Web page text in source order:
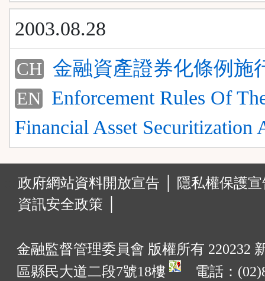
2003.08.28
CH 金融資產證券化條例施
EN Enforcement Rules Of
Financial Asset Securitization
政府網站資料開放宣告 │
隱私權保護
資訊安全政策 │
金融監督管理委員會 版權所有 220232
區縣民大道二段7號18樓
電話：